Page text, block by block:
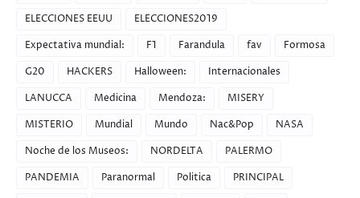
ELECCIONES EEUU
ELECCIONES2019
Expectativa mundial:
F1 Farandula fav
Formosa
G20
HACKERS Halloween:
Internacionales
LANUCCA
Medicina Mendoza:
MISERY
MISTERIO
Mundial Mundo Nac&Pop
NASA
Noche de los Museos:
NORDELTA
PALERMO
PANDEMIA
Paranormal Politica
PRINCIPAL